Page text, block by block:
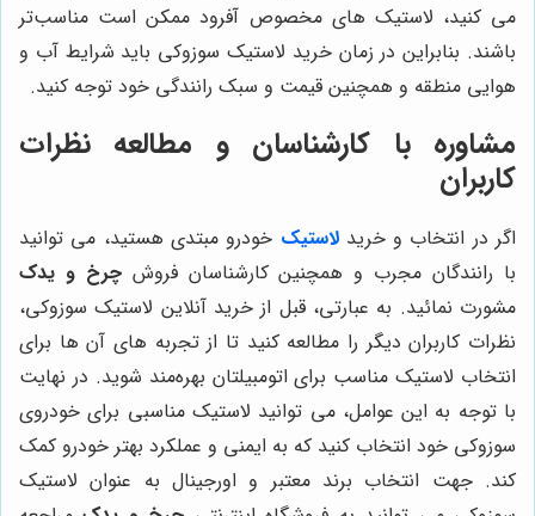
می کنید، لاستیک های مخصوص آفرود ممکن است مناسب‌تر
باشند. بنابراین در زمان خرید لاستیک سوزوکی باید شرایط آب و
هوایی منطقه و همچنین قیمت و سبک رانندگی خود توجه کنید.
مشاوره با کارشناسان و مطالعه نظرات
کاربران
اگر در انتخاب و خریدلاستیک خودرو مبتدی هستید، می توانید
با رانندگان مجرب و همچنین کارشناسان فروشچرخ و یدک
مشورت نمائید. به عبارتی، قبل از خرید آنلاین لاستیک سوزوکی،
نظرات کاربران دیگر را مطالعه کنید تا از تجربه‌ های آن ها برای
انتخاب لاستیک مناسب برای اتومبیلتان بهره‌مند شوید. در نهایت
با توجه به این عوامل، می توانید لاستیک مناسبی برای خودروی
سوزوکی خود انتخاب کنید که به ایمنی و عملکرد بهتر خودرو کمک
کند. جهت انتخاب برند معتبر و اورجینال به عنوان لاستیک